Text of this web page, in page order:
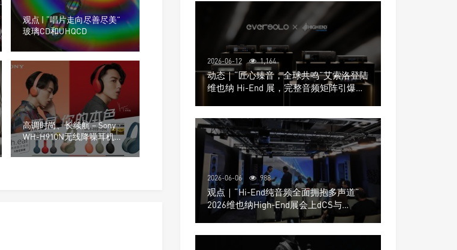
观点 | “唱片走向尽善尽美”
玻璃CD和UHQCD
高调时尚、长续航－Sony
WH-H910N无线降噪耳机，
同步推出WH-H810无线耳机
2026-06-12 1,164
动态｜“匠心臻音，全球共鸣”艾索洛登陆
维也纳 Hi-End 展，完整音频矩阵引爆关
2026-06-06 988
观点｜“Hi-End纯音频全面拥抱多声道”
2026维也纳High-End展会上dCS与
Trinnov Audio搭建多声道演示系统